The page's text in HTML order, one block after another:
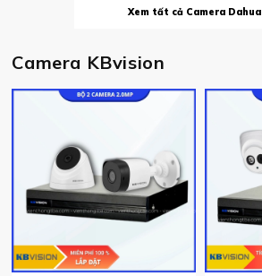
Xem tất cả Camera Dahua
Camera KBvision